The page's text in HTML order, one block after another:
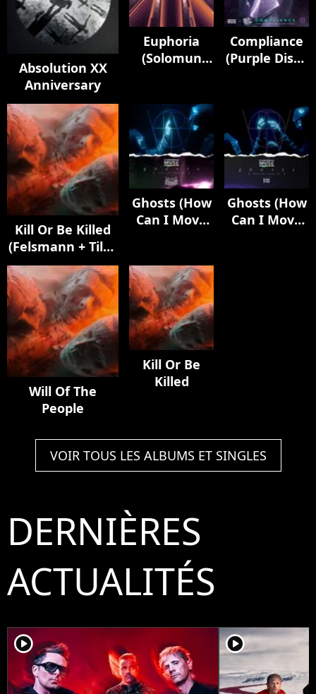
Absolution XX
Anniversary
Euphoria
(Solomun
Compliance
(Purple Disco
Kill Or Be Killed
(Felsmann + Tiley
Reinterpretation)
Ghosts (How
Can I Move
Farmer]
Ghosts (How
Can I Move
Will Of The
People
Kill Or Be
Killed
VOIR TOUS LES ALBUMS ET SINGLES
DERNIÈRES
ACTUALITÉS
player2 player2